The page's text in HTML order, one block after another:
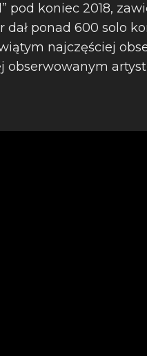
pod koniec 2018,
dał ponad 600 solo
najczęściej